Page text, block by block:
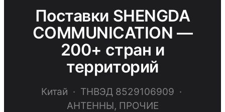
Поставки SHENGDA
COMMUNICATION —
200+ стран и
территорий
Китай · ТНВЭД 8529106909 ·
АНТЕННЫ, ПРОЧИЕ